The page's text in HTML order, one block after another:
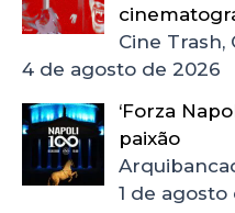
Cine Trash,
4 de agosto de 2026
‘Forza
paixão
1 de agosto